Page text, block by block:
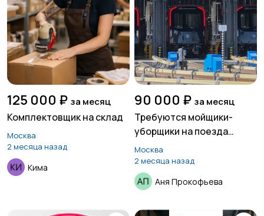
125 000 ₽ за месяц
Комплектовщик на склад
Москва
2 месяца назад
Кима
90 000 ₽ за месяц
Требуются мойщики-
уборщики на поезда
Московского метро
Москва
2 месяца назад
Аня Прокофьева